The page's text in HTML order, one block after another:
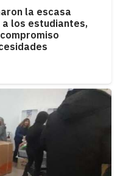
la escasa
a los estudiantes,